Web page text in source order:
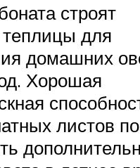
строят
для
домашних
Хорошая
листов